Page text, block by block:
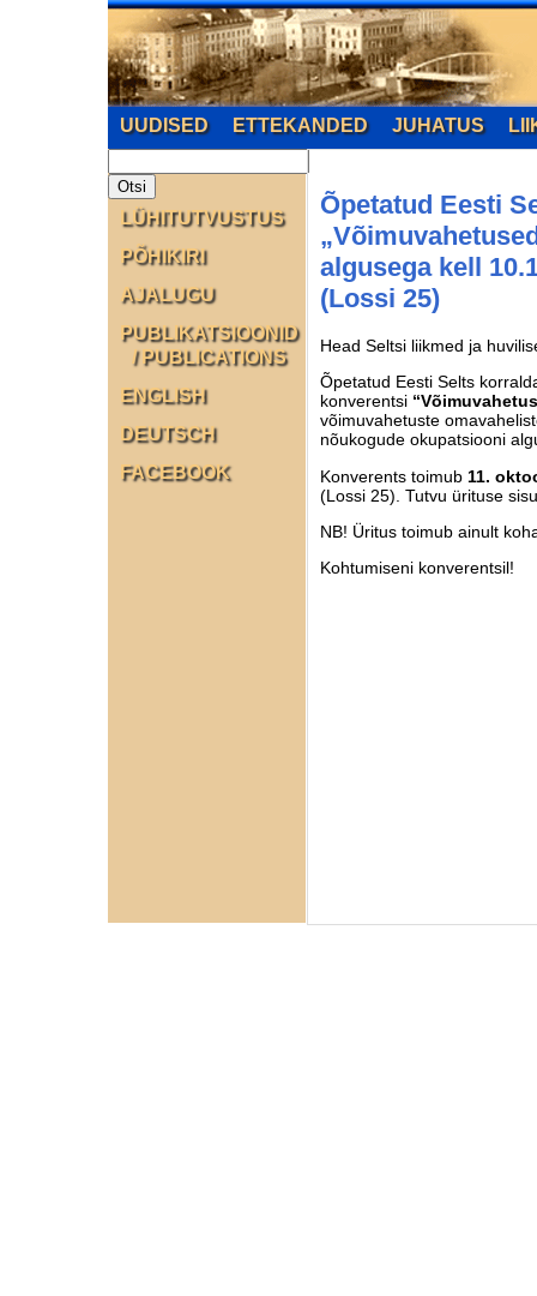
UUDISED ETTEKANDED JUHATUS
Õpetatud Eesti
algusega kell
(Lossi 25)
Head Seltsi liikmed ja
Õpetatud Eesti Selts
konverentsi
võimuvahetuste
nõukogude okupatsiooni
Konverents toimub 11.
(Lossi 25). Tutvu ürituse
NB! Üritus toimub ainult
Kohtumiseni konverentsil!
LÜHITUTVUSTUS
PÕHIKIRI
AJALUGU
PUBLIKATSIOONID
/ PUBLICATIONS
ENGLISH
DEUTSCH
FACEBOOK